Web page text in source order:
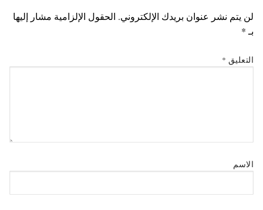
لن يتم نشر عنوان بريدك الإلكتروني. الحقول الإلزامية مشار إليها
بـ*
التعليق *
الاسم